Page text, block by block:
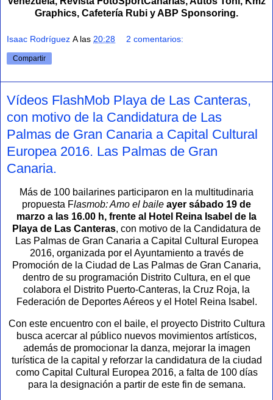
Graphics, Cafetería Rubi y ABP Sponsoring.
Isaac Rodríguez A las 20:28 2 comentarios:
Compartir
Vídeos FlashMob Playa de Las Canteras,
con motivo de la Candidatura de Las
Palmas de Gran Canaria a Capital Cultural
Europea 2016. Las Palmas de Gran
Canaria.
Más de 100 bailarines participaron en la multitudinaria
propuesta Flasmob: Amo el baile ayer sábado 19 de
marzo a las 16.00 h, frente al Hotel Reina Isabel de la
Playa de Las Canteras, con motivo de la Candidatura de
Las Palmas de Gran Canaria a Capital Cultural Europea
2016, organizada por el Ayuntamiento a través de
Promoción de la Ciudad de Las Palmas de Gran Canaria,
dentro de su programación Distrito Cultura, en el que
colabora el Distrito Puerto-Canteras, la Cruz Roja, la
Federación de Deportes Aéreos y el Hotel Reina Isabel.
Con este encuentro con el baile, el proyecto Distrito Cultura
busca acercar al público nuevos movimientos artísticos,
además de promocionar la danza, mejorar la imagen
turística de la capital y reforzar la candidatura de la ciudad
como Capital Cultural Europea 2016, a falta de 100 días
para la designación a partir de este fin de semana.